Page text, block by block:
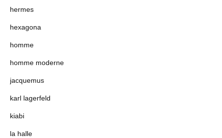
hermes
hexagona
homme
homme moderne
jacquemus
karl lagerfeld
kiabi
la halle